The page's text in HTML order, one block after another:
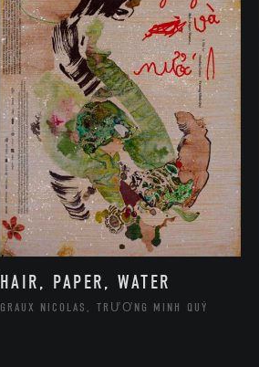
HAIR, PAPER, WATER
GRAUX NICOLAS, TRƯƠNG MINH QUÝ